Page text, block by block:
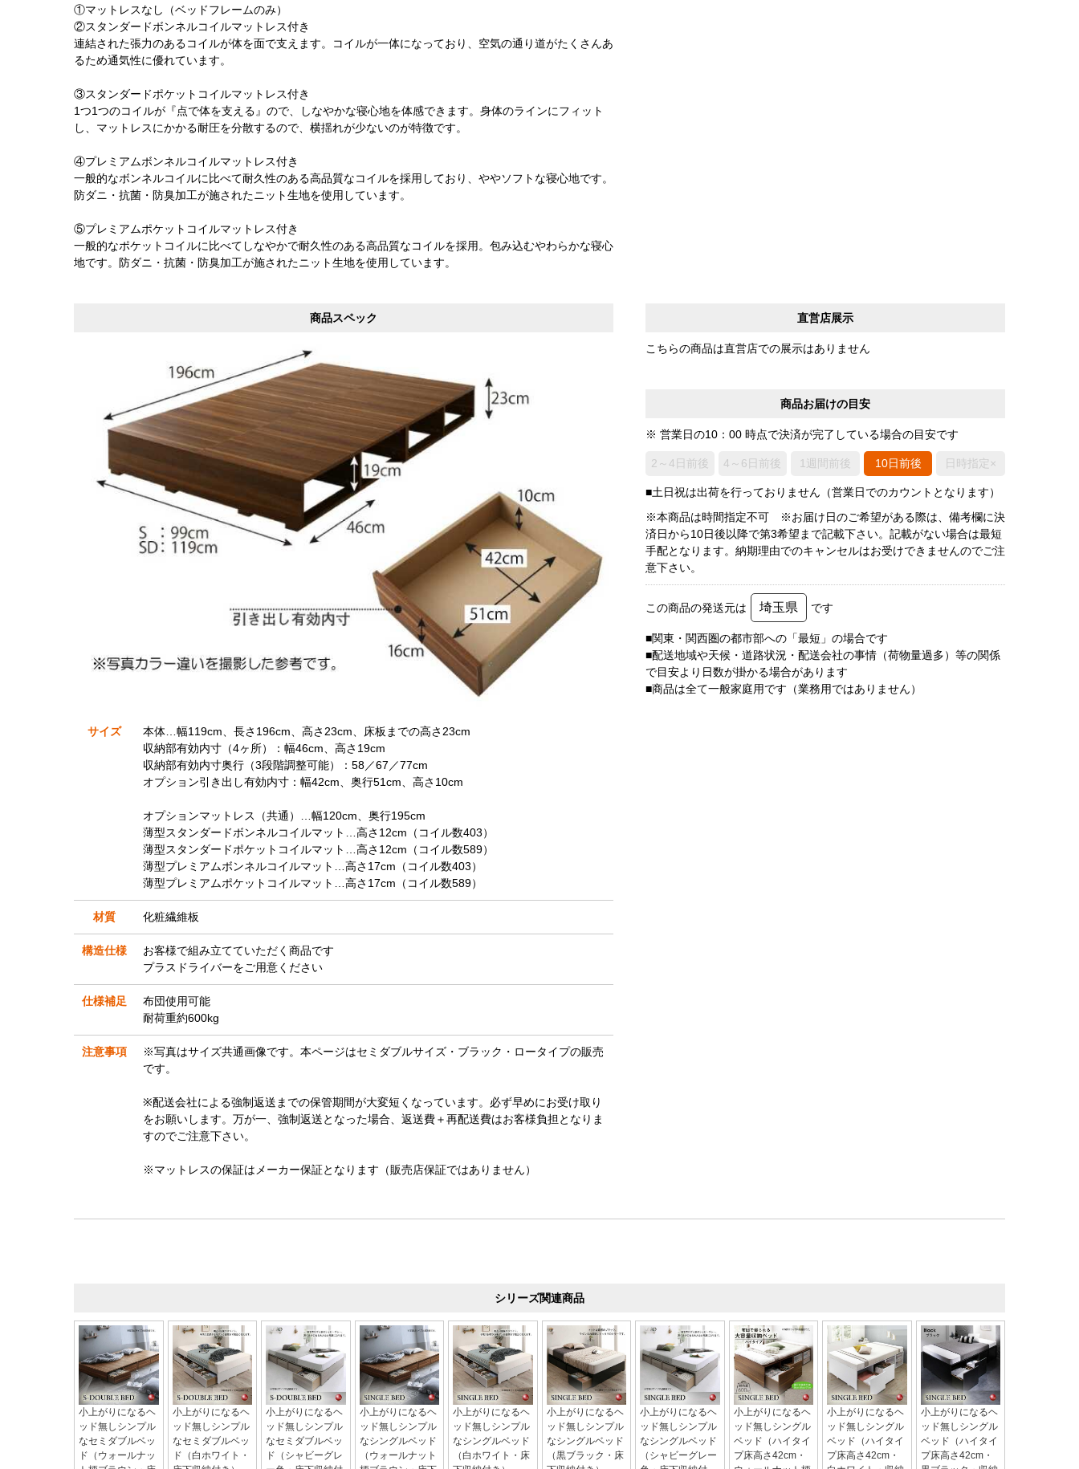
①マットレスなし（ベッドフレームのみ）
②スタンダードボンネルコイルマットレス付き
連結された張力のあるコイルが体を面で支えます。コイルが一体になっており、空気の通り道がたくさんあ
るため通気性に優れています。
③スタンダードポケットコイルマットレス付き
1つ1つのコイルが『点で体を支える』ので、しなやかな寝心地を体感できます。身体のラインにフィット
し、マットレスにかかる耐圧を分散するので、横揺れが少ないのが特徴です。
④プレミアムボンネルコイルマットレス付き
一般的なボンネルコイルに比べて耐久性のある高品質なコイルを採用しており、ややソフトな寝心地です。
防ダニ・抗菌・防臭加工が施されたニット生地を使用しています。
⑤プレミアムポケットコイルマットレス付き
一般的なポケットコイルに比べてしなやかで耐久性のある高品質なコイルを採用。包み込むやわらかな寝心
地です。防ダニ・抗菌・防臭加工が施されたニット生地を使用しています。
直営店展示
こちらの商品は直営店での展示はありません
商品お届けの目安
※ 営業日の10：00 時点で決済が完了している場合の目安です
2～4日前後 4～6日前後 1週間前後 10日前後 日時指定×
■土日祝は出荷を行っておりません（営業日でのカウントとなります）
※本商品は時間指定不可 ※お届け日のご希望がある際は、備考欄に決
済日から10日後以降で第3希望まで記載下さい。記載がない場合は最短
手配となります。納期理由でのキャンセルはお受けできませんのでご注
意下さい。
この商品の発送元は 埼玉県 です
■関東・関西圏の都市部への「最短」の場合です
■配送地域や天候・道路状況・配送会社の事情（荷物量過多）等の関係
で目安より日数が掛かる場合があります
■商品は全て一般家庭用です（業務用ではありません）
商品スペック
サイズ
本体…幅119cm、長さ196cm、高さ23cm、床板までの高さ23cm
収納部有効内寸（4ヶ所）：幅46cm、高さ19cm
収納部有効内寸奥行（3段階調整可能）：58／67／77cm
オプション引き出し有効内寸：幅42cm、奥行51cm、高さ10cm
オプションマットレス（共通）…幅120cm、奥行195cm
薄型スタンダードボンネルコイルマット…高さ12cm（コイル数403）
薄型スタンダードポケットコイルマット…高さ12cm（コイル数589）
薄型プレミアムボンネルコイルマット…高さ17cm（コイル数403）
薄型プレミアムポケットコイルマット…高さ17cm（コイル数589）
材質 化粧繊維板
構造仕様
お客様で組み立てていただく商品です
プラスドライバーをご用意ください
仕様補足
布団使用可能
耐荷重約600kg
注意事項
※写真はサイズ共通画像です。本ページはセミダブルサイズ・ブラック・ロータイプの販売
です。
※配送会社による強制返送までの保管期間が大変短くなっています。必ず早めにお受け取り
をお願いします。万が一、強制返送となった場合、返送費＋再配送費はお客様負担となりま
すのでご注意下さい。
※マットレスの保証はメーカー保証となります（販売店保証ではありません）
シリーズ関連商品
小上がりになるヘ
ッド無しシンプル
なセミダブルベッ
ド（ウォールナッ
小上がりになるヘ
ッド無しシンプル
なセミダブルベッ
ド（白ホワイト・
小上がりになるヘ
ッド無しシンプル
なセミダブルベッ
ド（シャビーグレ
小上がりになるヘ
ッド無しシンプル
なシングルベッド
（ウォールナット
小上がりになるヘ
ッド無しシンプル
なシングルベッド
（白ホワイト・床
小上がりになるヘ
ッド無しシンプル
なシングルベッド
（黒ブラック・床
小上がりになるヘ
ッド無しシンプル
なシングルベッド
（シャビーグレー
小上がりになるヘ
ッド無しシングル
ベッド（ハイタイ
プ床高さ42cm・
小上がりになるヘ
ッド無しシングル
ベッド（ハイタイ
プ床高さ42cm・
小上がりになるヘ
ッド無しシングル
ベッド（ハイタイ
プ床高さ42cm・